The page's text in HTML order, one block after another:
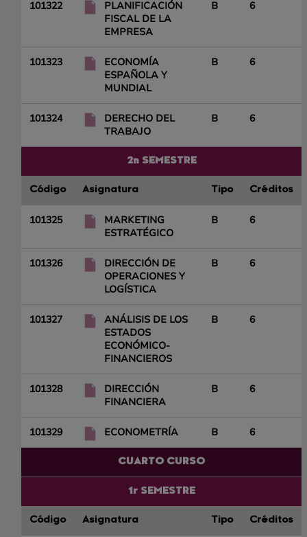
101322
PLANIFICACIÓN
FISCAL DE LA
EMPRESA
B 6
101323
ECONOMÍA
ESPAÑOLA Y
MUNDIAL
B 6
101324
DERECHO DEL
TRABAJO
B 6
2n SEMESTRE
Código Asignatura Tipo Créditos
101325
MARKETING
ESTRATÉGICO
B 6
101326
DIRECCIÓN DE
OPERACIONES Y
LOGÍSTICA
B 6
101327
ANÁLISIS DE LOS
ESTADOS
ECONÓMICO-
FINANCIEROS
B 6
101328
DIRECCIÓN
FINANCIERA
B 6
101329 ECONOMETRÍA B 6
CUARTO CURSO
1r SEMESTRE
Código Asignatura Tipo Créditos